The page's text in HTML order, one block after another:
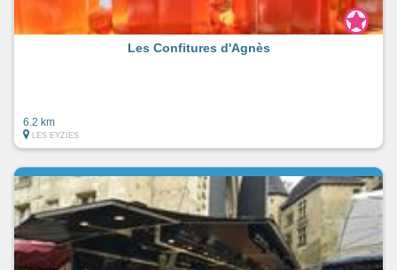
Les Confitures d'Agnès
6.2 km
LES EYZIES